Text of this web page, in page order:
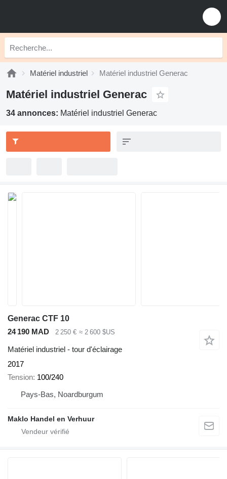
Matériel industriel Matériel industriel Generac
Matériel industriel Generac
34 annonces: Matériel industriel Generac
Generac CTF 10
24 190 MAD
2 250 € ≈ 2 600 $US
Matériel industriel - tour d'éclairage
2017
Tension 100/240
Pays-Bas, Noardburgum
Maklo Handel en Verhuur